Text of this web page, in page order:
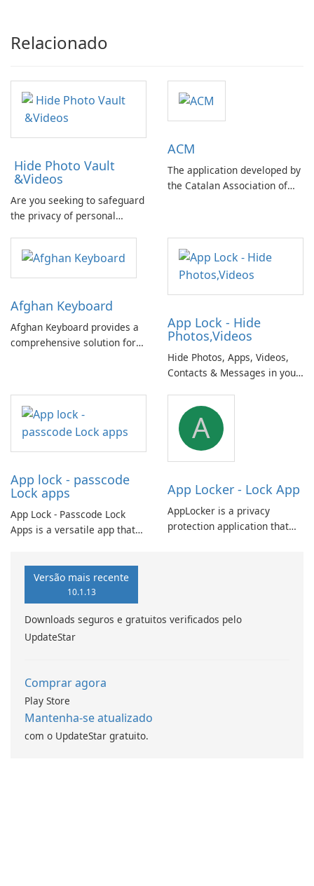
Relacionado
Hide Photo Vault
&Videos
Are you seeking to safeguard
the privacy of personal
mobile device? Concerned
about potential data
breaches in case of a lost
private information?
ACM
The application developed by
the Catalan Association of
basic information on Catalan
public administrations.
Afghan Keyboard
Afghan Keyboard provides a
comprehensive solution for
including native numbers and
symbols.
App Lock - Hide
Photos,Videos
Hide Photos, Apps, Videos,
Contacts & Messages in your
comprehensive and secure
solution for protecting your
privacy: photos, videos, apps,
and messages.
App lock - passcode
Lock apps
App Lock - Passcode Lock
Apps is a versatile app that
icons and names, allowing
you to set passwords for
unlocking apps.
A
App Locker - Lock App
AppLocker is a privacy
protection application that
protect your personal
Versão mais recente
10.1.13
Downloads seguros e gratuitos verificados pelo
UpdateStar
Comprar agora
Play Store
Mantenha-se atualizado
com o UpdateStar gratuito.